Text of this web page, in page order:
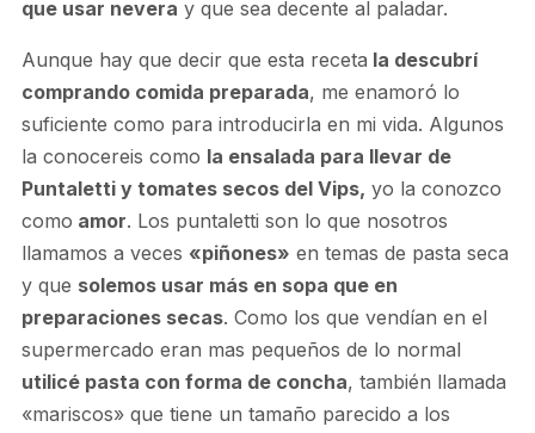
que usar nevera y que sea decente al paladar.
Aunque hay que decir que esta receta la descubrí
comprando comida preparada, me enamoró lo
suficiente como para introducirla en mi vida. Algunos
la conocereis como la ensalada para llevar de
Puntaletti y tomates secos del Vips, yo la conozco
como amor. Los puntaletti son lo que nosotros
llamamos a veces «piñones» en temas de pasta seca
y que solemos usar más en sopa que en
preparaciones secas. Como los que vendían en el
supermercado eran mas pequeños de lo normal
utilicé pasta con forma de concha, también llamada
«mariscos» que tiene un tamaño parecido a los